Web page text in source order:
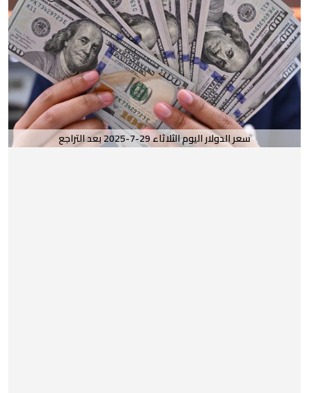
سعر الدولار اليوم الثلاثاء 29-7-2025 بعد التراجع